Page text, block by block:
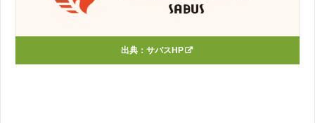
出典： サバスHP